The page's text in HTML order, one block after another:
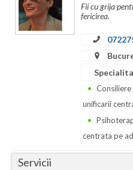
Iasi
Ilfov
Olt
Fii cu grija
fericirea.
unificarii
centrata pe
Servicii